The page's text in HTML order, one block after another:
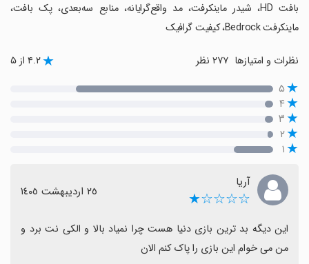
‏بافت HD، شیدر ماینکرفت، مد واقع‌گرایانه، منابع سه‌بعدی، پک بافت،
ماینکرفت Bedrock، کیفیت گرافیک
نظرات و امتیازها ۴.۲ از ۵
۵
۴
۳
۲
۱
آریا
☆☆☆☆★ ٢٥ اردیبهشت ١٤٠٥
من می خوام این بازی را پاک کنم الان